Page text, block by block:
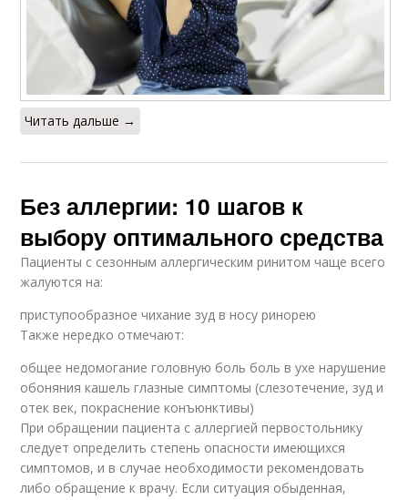
Читать дальше →
Без аллергии: 10 шагов к
выбору оптимального средства
Пациенты с сезонным аллергическим ринитом чаще всего
жалуются на:
приступообразное чихание зуд в носу ринорею
Также нередко отмечают:
общее недомогание головную боль боль в ухе нарушение
обоняния кашель глазные симптомы (слезотечение, зуд и
отек век, покраснение конъюнктивы)
При обращении пациента с аллергией первостольнику
следует определить степень опасности имеющихся
симптомов, и в случае необходимости рекомендовать
либо обращение к врачу. Если ситуация обыденная,